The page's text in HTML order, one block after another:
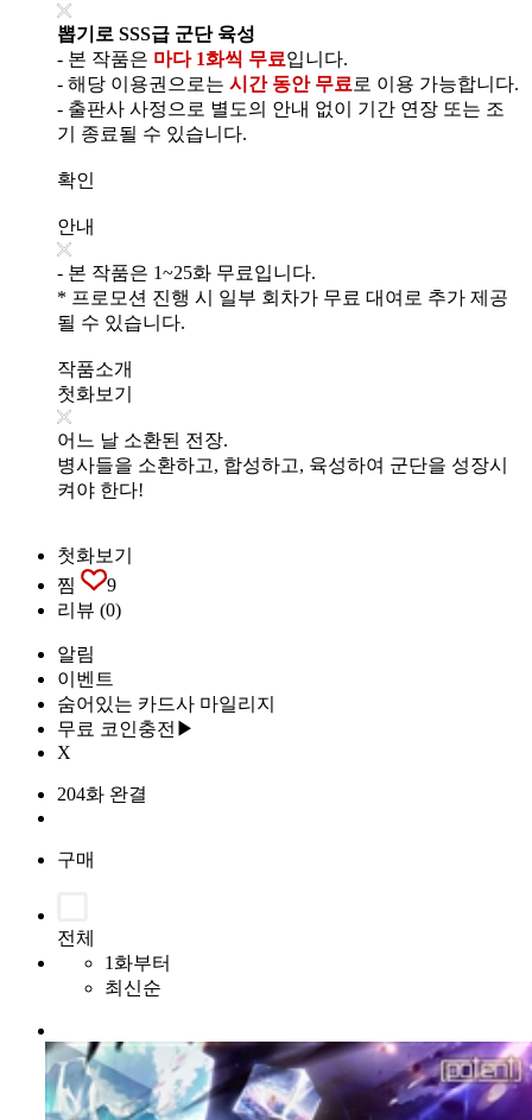
뽑기로 SSS급 군단 육성
- 본 작품은 마다 1화씩 무료입니다.
- 해당 이용권으로는 시간 동안 무료 로 이용 가능합니다.
- 출판사 사정으로 별도의 안내 없이 기간 연장 또는 조
기 종료될 수 있습니다.
확인
안내
- 본 작품은 1~25화 무료입니다.
* 프로모션 진행 시 일부 회차가 무료 대여로 추가 제공
될 수 있습니다.
작품소개
첫화보기
어느 날 소환된 전장.
병사들을 소환하고, 합성하고, 육성하여 군단을 성장시
켜야 한다!
첫화보기
찜
9
리뷰 (0)
알림
이벤트
숨어있는 카드사 마일리지
무료 코인충전▶
X
204화 완결
구매
전체
1화부터
최신순